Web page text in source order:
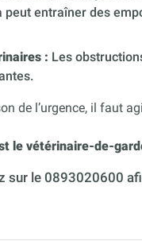
peut entraîner des
: Les
de l’urgence, il faut
le vétérinaire-de-
sur le 0893020600